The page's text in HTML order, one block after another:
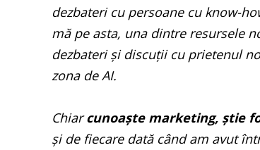
dezbateri cu persoane cu know-
mă pe asta, una dintre resursele
dezbateri și discuții cu prietenul
zona de AI.
Chiarcunoaște marketing, știe
și de fiecare dată când am avut